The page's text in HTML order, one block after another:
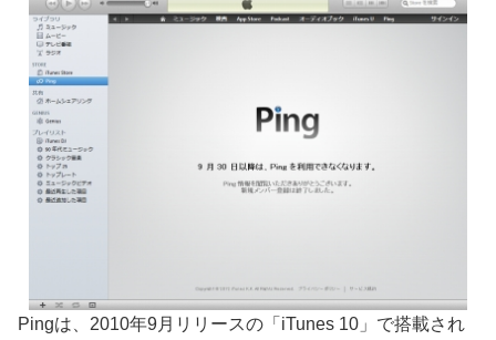
Pingは、2010年9月リリースの「iTunes 10」で搭載され